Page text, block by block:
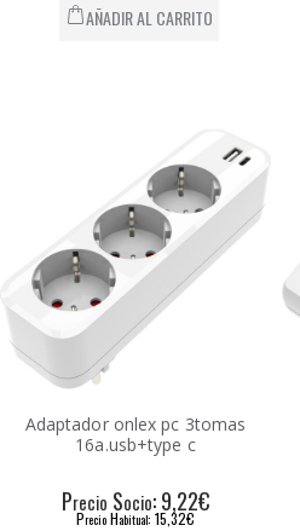
AÑADIR AL CARRITO
Adaptador onlex pc 3tomas
16a.usb+type c
Precio Socio: 9,22€
Precio Habitual: 15,32€